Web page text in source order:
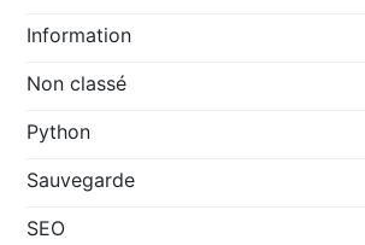
Information
Non classé
Python
Sauvegarde
SEO